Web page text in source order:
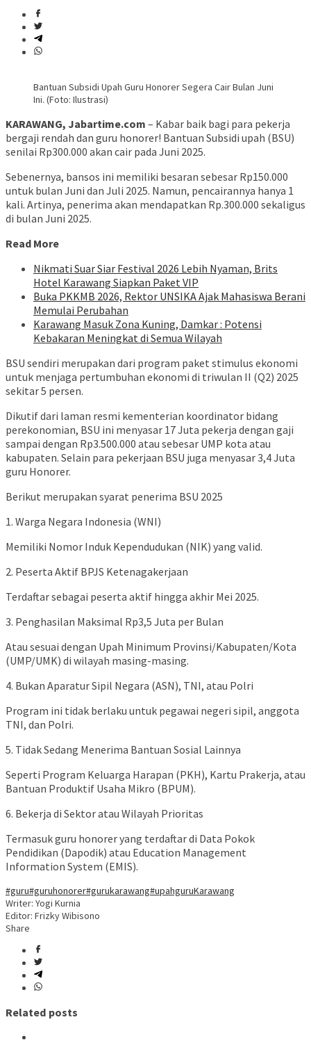
Bantuan Subsidi Upah Guru Honorer Segera Cair Bulan Juni
Ini. (Foto: Ilustrasi)
KARAWANG, Jabartime.com – Kabar baik bagi para pekerja
bergaji rendah dan guru honorer! Bantuan Subsidi upah (BSU)
senilai Rp300.000 akan cair pada Juni 2025.
Sebenernya, bansos ini memiliki besaran sebesar Rp150.000
untuk bulan Juni dan Juli 2025. Namun, pencairannya hanya 1
kali. Artinya, penerima akan mendapatkan Rp.300.000 sekaligus
di bulan Juni 2025.
Read More
Nikmati Suar Siar Festival 2026 Lebih Nyaman, Brits
Hotel Karawang Siapkan Paket VIP
Buka PKKMB 2026, Rektor UNSIKA Ajak Mahasiswa Berani
Memulai Perubahan
Karawang Masuk Zona Kuning, Damkar : Potensi
Kebakaran Meningkat di Semua Wilayah
BSU sendiri merupakan dari program paket stimulus ekonomi
untuk menjaga pertumbuhan ekonomi di triwulan II (Q2) 2025
sekitar 5 persen.
Dikutif dari laman resmi kementerian koordinator bidang
perekonomian, BSU ini menyasar 17 Juta pekerja dengan gaji
sampai dengan Rp3.500.000 atau sebesar UMP kota atau
kabupaten. Selain para pekerjaan BSU juga menyasar 3,4 Juta
guru Honorer.
Berikut merupakan syarat penerima BSU 2025
1. Warga Negara Indonesia (WNI)
Memiliki Nomor Induk Kependudukan (NIK) yang valid.
2. Peserta Aktif BPJS Ketenagakerjaan
Terdaftar sebagai peserta aktif hingga akhir Mei 2025.
3. Penghasilan Maksimal Rp3,5 Juta per Bulan
Atau sesuai dengan Upah Minimum Provinsi/Kabupaten/Kota
(UMP/UMK) di wilayah masing-masing.
4. Bukan Aparatur Sipil Negara (ASN), TNI, atau Polri
Program ini tidak berlaku untuk pegawai negeri sipil, anggota
TNI, dan Polri.
5. Tidak Sedang Menerima Bantuan Sosial Lainnya
Seperti Program Keluarga Harapan (PKH), Kartu Prakerja, atau
Bantuan Produktif Usaha Mikro (BPUM).
6. Bekerja di Sektor atau Wilayah Prioritas
Termasuk guru honorer yang terdaftar di Data Pokok
Pendidikan (Dapodik) atau Education Management
Information System (EMIS).
#guru#guruhonorer#gurukarawang#upahguruKarawang
Writer: Yogi Kurnia
Editor: Frizky Wibisono
Share
Related posts